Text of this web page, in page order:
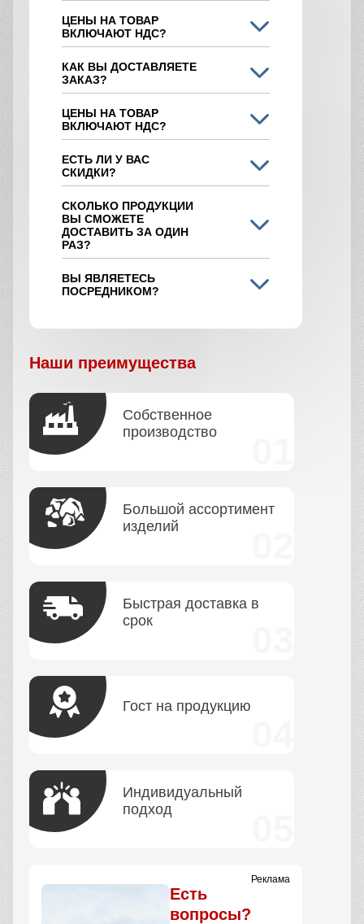
ЦЕНЫ НА ТОВАР
ВКЛЮЧАЮТ НДС?
КАК ВЫ ДОСТАВЛЯЕТЕ
ЗАКАЗ?
ЦЕНЫ НА ТОВАР
ВКЛЮЧАЮТ НДС?
ЕСТЬ ЛИ У ВАС
СКИДКИ?
СКОЛЬКО ПРОДУКЦИИ
ВЫ СМОЖЕТЕ
ДОСТАВИТЬ ЗА ОДИН
РАЗ?
ВЫ ЯВЛЯЕТЕСЬ
ПОСРЕДНИКОМ?
Наши преимущества
Собственное
производство
Большой ассортимент
изделий
Быстрая доставка в
срок
Гост на продукцию
Индивидуальный
подход
Реклама
Есть
вопросы?